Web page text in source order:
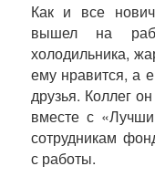
Как и все
вышел на
холодильника,
ему нравится, а
друзья. Коллег
вместе с
сотрудникам
с работы.